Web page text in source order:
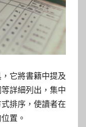
它將書籍中提及
詳細列出，集中
排序，使讀者在
置。